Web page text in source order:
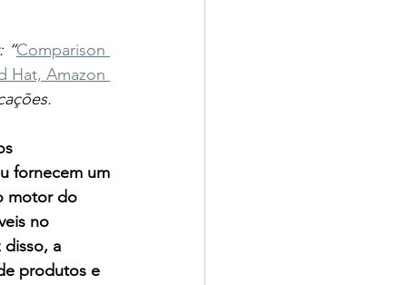
“Comparison
Hat, Amazon
fornecem um
motor do
no
a
produtos e